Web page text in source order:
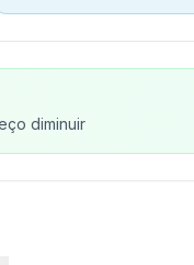
diminuir